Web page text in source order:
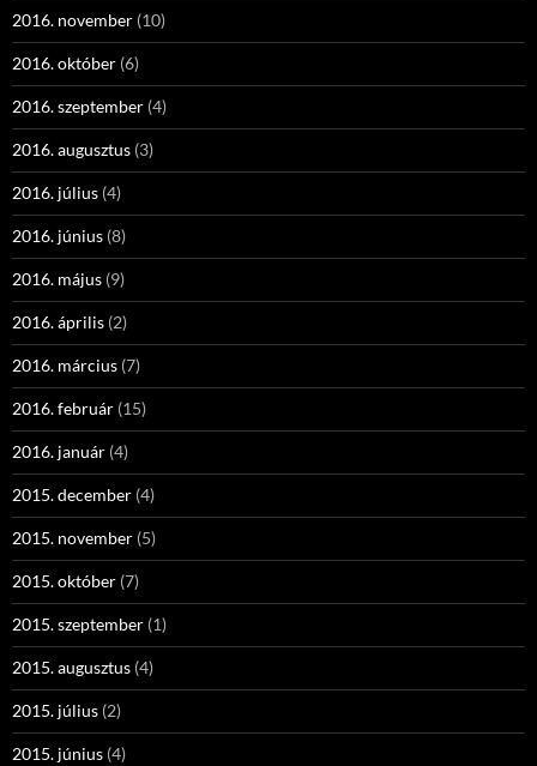
2016. november (10)
2016. október (6)
2016. szeptember (4)
2016. augusztus (3)
2016. július (4)
2016. június (8)
2016. május (9)
2016. április (2)
2016. március (7)
2016. február (15)
2016. január (4)
2015. december (4)
2015. november (5)
2015. október (7)
2015. szeptember (1)
2015. augusztus (4)
2015. július (2)
2015. június (4)